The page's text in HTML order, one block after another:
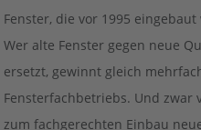
Fenster, die vor 1995
Wer alte Fenster gegen neue
ersetzt, gewinnt gleich
Fensterfachbetriebs. Und
zum fachgerechten Einbau